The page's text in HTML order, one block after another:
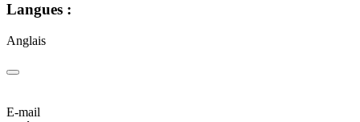
Langues :
Anglais
E-mail